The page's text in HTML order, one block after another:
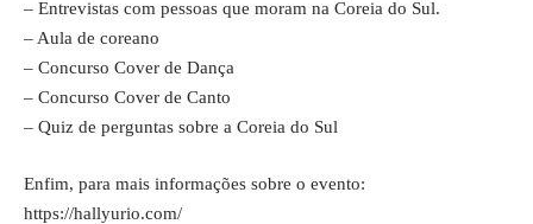
– Entrevistas com pessoas que moram na Coreia do Sul.
– Aula de coreano
– Concurso Cover de Dança
– Concurso Cover de Canto
– Quiz de perguntas sobre a Coreia do Sul
Enfim, para mais informações sobre o evento:
https://hallyurio.com/